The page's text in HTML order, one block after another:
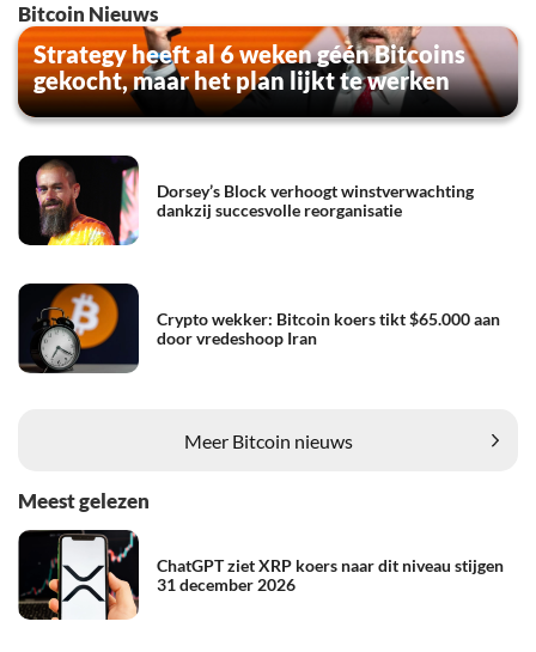
Bitcoin Nieuws
Strategy heeft al 6 weken géén Bitcoins
gekocht, maar het plan lijkt te werken
Dorsey’s Block verhoogt winstverwachting
dankzij succesvolle reorganisatie
Crypto wekker: Bitcoin koers tikt $65.000 aan
door vredeshoop Iran
Meer Bitcoin nieuws
Meest gelezen
ChatGPT ziet XRP koers naar dit niveau stijgen
31 december 2026